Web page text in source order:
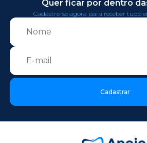
Quer ficar por dentro
Cadastre-se agora para receber tudo
Cadastrar